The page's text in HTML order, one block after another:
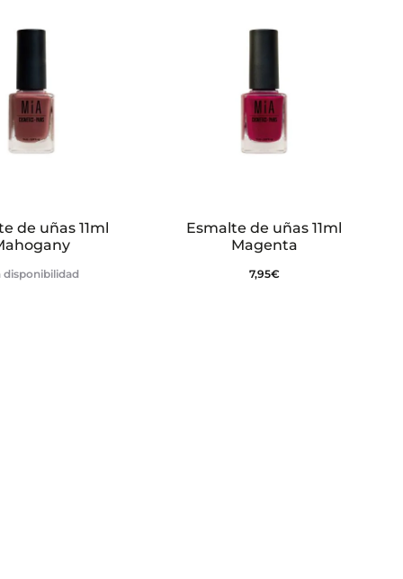
de uñas 11ml
disponibilidad
Esmalte de uñas 11ml
Magenta
7,95€